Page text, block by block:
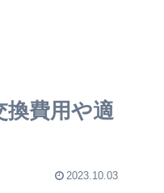
換費用や適
2023.10.03